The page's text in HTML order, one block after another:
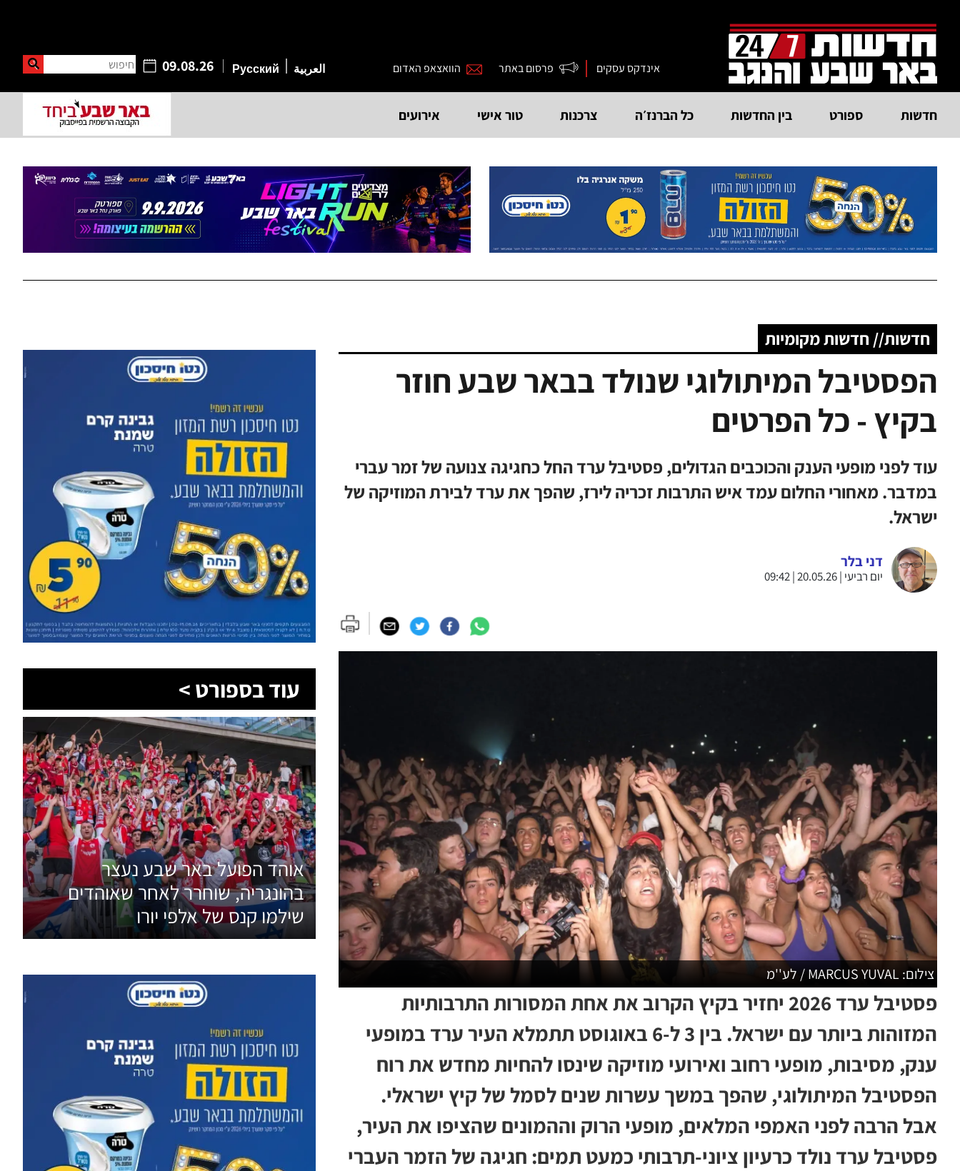
אינדקס עסקים פרסום באתר הוואצאפ האדום 09.08.26 חיפוש العربية Русский
חדשות ספורט בין החדשות כל הברנז׳ה צרכנות טור אישי אירועים
חדשות// חדשות מקומיות
הפסטיבל המיתולוגי שנולד בבאר שבע חוזר
בקיץ - כל הפרטים
עוד לפני מופעי הענק והכוכבים הגדולים, פסטיבל ערד החל כחגיגה צנועה של זמר עברי
במדבר. מאחורי החלום עמד איש התרבות זכריה לירז, שהפך את ערד לבירת המוזיקה של
ישראל.
דני בלר
יום רביעי | 20.05.26 | 09:42
צילום: MARCUS YUVAL / לע''מ
פסטיבל ערד 2026 יחזיר בקיץ הקרוב את אחת המסורות התרבותיות
המזוהות ביותר עם ישראל. בין 3 ל-6 באוגוסט תתמלא העיר ערד במופעי
ענק, מסיבות, מופעי רחוב ואירועי מוזיקה שינסו להחיות מחדש את רוח
הפסטיבל המיתולוגי, שהפך במשך עשרות שנים לסמל של קיץ ישראלי.
אבל הרבה לפני האמפי המלאים, מופעי הרוק וההמונים שהציפו את העיר,
פסטיבל ערד נולד כרעיון ציוני-תרבותי כמעט תמים: חגיגה של הזמר העברי
עוד בספורט >
אוהד הפועל באר שבע נעצר
בהונגריה, שוחרר לאחר שאוהדים
שילמו קנס של אלפי יורו